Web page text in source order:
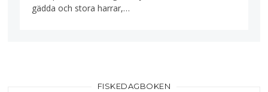
gädda och stora harrar,…
FISKEDAGBOKEN